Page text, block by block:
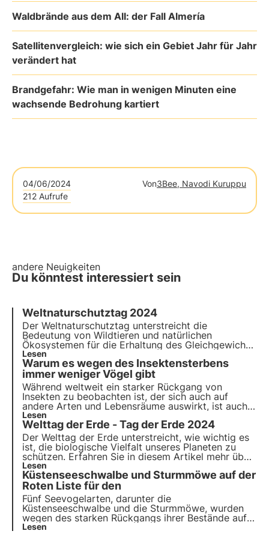
Waldbrände aus dem All: der Fall Almería
Satellitenvergleich: wie sich ein Gebiet Jahr für Jahr
verändert hat
Brandgefahr: Wie man in wenigen Minuten eine
wachsende Bedrohung kartiert
04/06/2024 Von3Bee, Navodi Kuruppu
212 Aufrufe
andere Neuigkeiten
Du könntest interessiert sein
Weltnaturschutztag 2024
Der Weltnaturschutztag unterstreicht die
Bedeutung von Wildtieren und natürlichen
Ökosystemen für die Erhaltung des Gleichgewichts
auf unserem Planeten. Erfahren Sie in diesem
Artikel mehr über die Geschichte des
Welttierschutztages, das Thema 2024 und das
Engagement von 3Bee für die Überwachung und
Regeneration der biologischen Vielfalt.
Lesen
Warum es wegen des Insektensterbens
immer weniger Vögel gibt
Während weltweit ein starker Rückgang von
Insekten zu beobachten ist, der sich auch auf
andere Arten und Lebensräume auswirkt, ist auch
die Zahl der Vögel in den letzten Jahren stark
gesunken. Inwieweit hängt ihr Rückgang mit dem
Verlust von Insekten zusammen?
Lesen
Welttag der Erde - Tag der Erde 2024
Der Welttag der Erde unterstreicht, wie wichtig es
ist, die biologische Vielfalt unseres Planeten zu
schützen. Erfahren Sie in diesem Artikel mehr über
die Geschichte des Earth Day, das Thema 2024
und das Engagement von 3Bee für die
Überwachung und den Schutz bestäubender
Insekten.
Lesen
Küstenseeschwalbe und Sturmmöwe auf der
Roten Liste für den
Fünf Seevogelarten, darunter die
Küstenseeschwalbe und die Sturmmöwe, wurden
wegen des starken Rückgangs ihrer Bestände auf
die Rote Liste des Vereinigten Königreichs gesetzt.
Lesen